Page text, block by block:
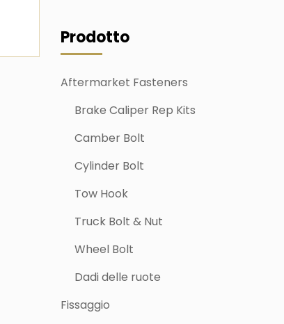
Prodotto
Aftermarket Fasteners
Brake Caliper Rep Kits
Camber Bolt
Cylinder Bolt
Tow Hook
Truck Bolt & Nut
Wheel Bolt
Dadi delle ruote
Fissaggio